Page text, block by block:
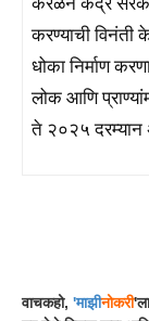
करण्याची
धोका निर्माण
लोक आणि
ते २०२५
वाचकहो, 'माझीनोकरी